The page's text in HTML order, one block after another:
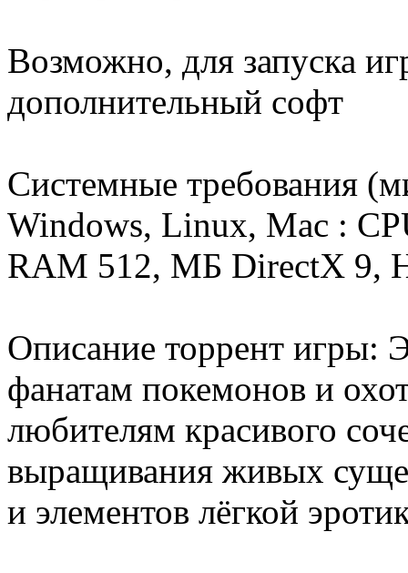
Возможно, для запуска
дополнительный софт
Системные требования
Windows, Linux, Mac :
RAM 512, MБ DirectX 9,
Описание торрент игры:
фанатам покемонов и
любителям красивого
выращивания живых
и элементов лёгкой